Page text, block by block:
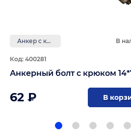
Анкер с крюком В
Код: 400281
Анкерный болт с крюком
62 ₽ В